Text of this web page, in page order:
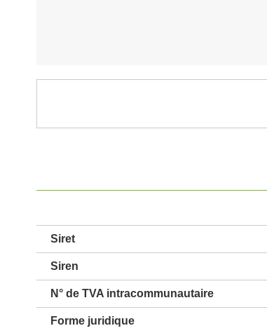
Siret
Siren
N° de TVA intracommunautaire
Forme juridique